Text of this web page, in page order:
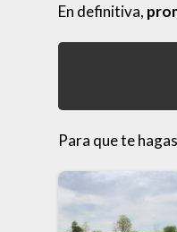
En definitiva,
Para que te